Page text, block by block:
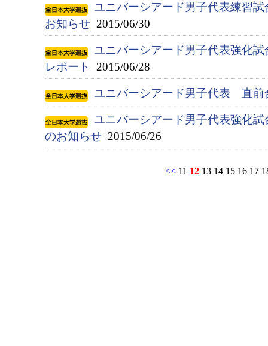
ユニバーシアード男子代表練習
お知らせ 2015/06/30
ユニバーシアード男子代表強化
レポート
2015/06/28
ユニバーシアード男子代表 直前
ユニバーシアード男子代表強化
のお知らせ 2015/06/26
<< 11 12 13 14 15 16 17